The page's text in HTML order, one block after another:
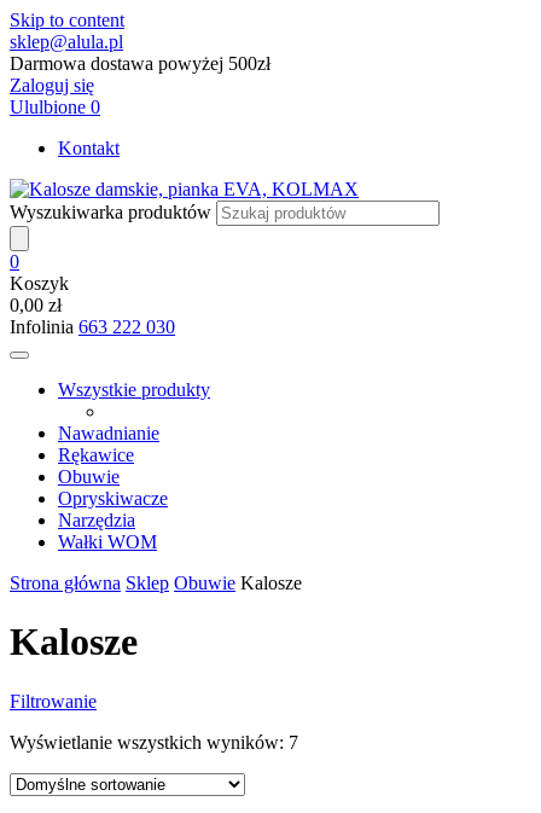
Skip to content
sklep@alula.pl
Darmowa dostawa powyżej 500zł
Zaloguj się
Ululbione 0
Kontakt
Wyszukiwarka produktów
0
Koszyk
0,00 zł
Infolinia 663 222 030
Wszystkie produkty
Nawadnianie
Rękawice
Obuwie
Opryskiwacze
Narzędzia
Wałki WOM
Strona główna Sklep Obuwie Kalosze
Kalosze
Filtrowanie
Wyświetlanie wszystkich wyników: 7